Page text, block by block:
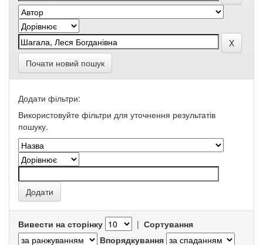
Почати новий пошук
Додати фільтри:
Використовуйте фільтри для уточнення результатів
пошуку.
Вивести на сторінку | Сортування
Впорядкування